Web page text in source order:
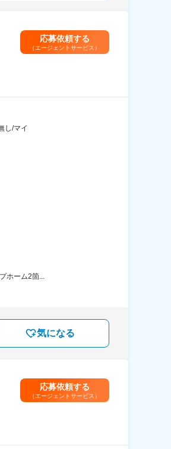
応募依頼する
（エージェントサービス）
し/マイ
ホーム2箇...
気になる
応募依頼する
（エージェントサービス）